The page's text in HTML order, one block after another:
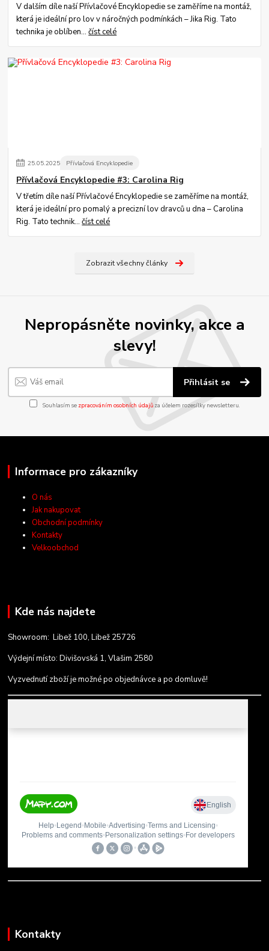
V dalším díle naší Přívlačové Encyklopedie se zaměříme na montáž,
která je ideální pro lov v náročných podmínkách – Jika Rig. Tato
technika je oblíben...číst celé
25.05.2025 Přívlačová Encyklopedie
Přívlačová Encyklopedie #3: Carolina Rig
V třetím díle naší Přívlačové Encyklopedie se zaměříme na montáž,
která je ideální pro pomalý a precizní lov dravců u dna – Carolina
Rig. Tato technik...číst celé
Zobrazit všechny články
Nepropásněte novinky, akce a
slevy!
Přihlásit se
Souhlasím se zpracováním osobních údajůza účelem rozesílky newsletteru.
Informace pro zákazníky
O nás
Jak nakupovat
Obchodní podmínky
Kontakty
Velkoobchod
Kde nás najdete
Showroom: Libež 100, Libež 25726
Výdejní místo: Divišovská 1, Vlašim 2580
Vyzvednutí zboží je možné po objednávce a po domluvě!
Kontakty